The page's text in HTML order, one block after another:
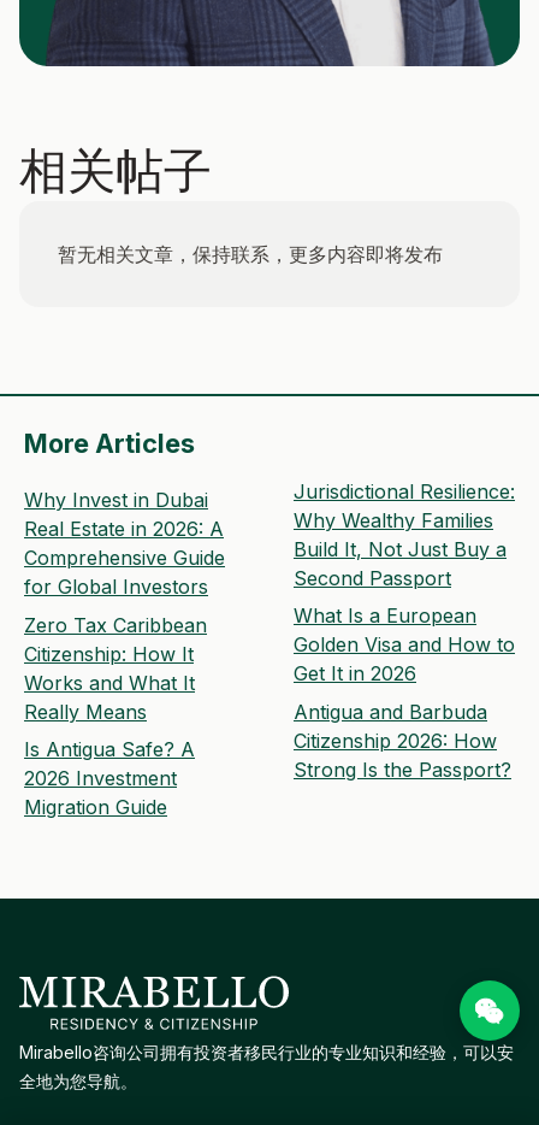
相关帖子
暂无相关文章，保持联系，更多内容即将发布
More Articles
Why Invest in Dubai
Real Estate in 2026: A
Comprehensive Guide
for Global Investors
Zero Tax Caribbean
Citizenship: How It
Works and What It
Really Means
Is Antigua Safe? A
2026 Investment
Migration Guide
Jurisdictional Resilience:
Why Wealthy Families
Build It, Not Just Buy a
Second Passport
What Is a European
Golden Visa and How to
Get It in 2026
Antigua and Barbuda
Citizenship 2026: How
Strong Is the Passport?
Mirabello咨询公司拥有投资者移民行业的专业知识和经验，可以安
全地为您导航。